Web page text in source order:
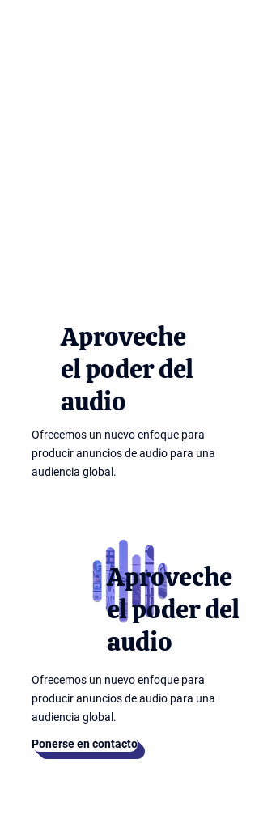
Aproveche
el poder del
audio
Ofrecemos un nuevo enfoque para
producir anuncios de audio para una
audiencia global.
Aproveche
el poder del
audio
Ofrecemos un nuevo enfoque para
producir anuncios de audio para una
audiencia global.
Ponerse en contacto